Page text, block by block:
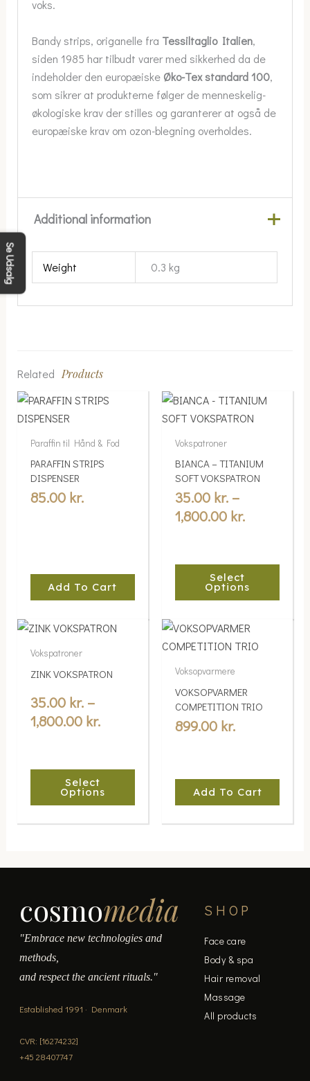
voks.
Bandy strips, origanelle fra Tessiltaglio Italien,
siden 1985 har tilbudt varer med sikkerhed da de
indeholder den europæiske Øko-Tex standard 100,
som sikrer at produkterne følger de menneskelig-
økologiske krav der stilles og garanterer at også de
europæiske krav om ozon-blegning overholdes.
Additional information
Weight 0.3 kg
Related Products
Paraffin til Hånd & Fod
PARAFFIN STRIPS
DISPENSER
85.00 kr.
Add To Cart
Vokspatroner
BIANCA – TITANIUM
SOFT VOKSPATRON
35.00 kr. –
1,800.00 kr.
Price
range:
1,800.00
Select
Options
This
product
multiple
variants.
The
options
may
chosen
the
page
Vokspatroner
ZINK VOKSPATRON
35.00 kr. –
1,800.00 kr.
Price
through
Select
Options
This
multiple
variants.
The
be
chosen
on
the
Voksopvarmere
VOKSOPVARMER
COMPETITION TRIO
899.00 kr.
Add To Cart
cosmomedia
"Embrace new technologies and
methods,
and respect the ancient rituals."
Established 1991 · Denmark
CVR: [16274232]
+45 28407747
SHOP
Face care
Body & spa
Hair removal
Massage
All products
Se Udsalg